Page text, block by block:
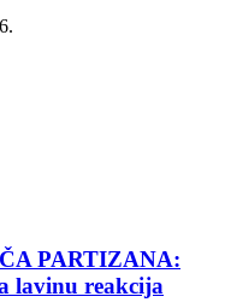
PARTIZANA:
lavinu reakcija